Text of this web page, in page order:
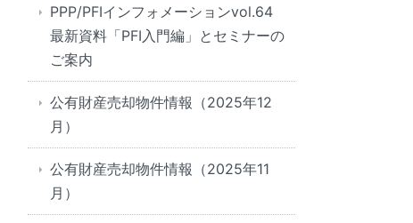
PPP/PFIインフォメーションvol.64
最新資料「PFI入門編」とセミナーの
ご案内
公有財産売却物件情報（2025年12
月）
公有財産売却物件情報（2025年11
月）